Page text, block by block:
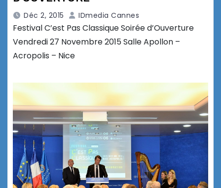
Déc 2, 2015 IDmedia Cannes
Festival C’est Pas Classique Soirée d’Ouverture
Vendredi 27 Novembre 2015 Salle Apollon –
Acropolis – Nice